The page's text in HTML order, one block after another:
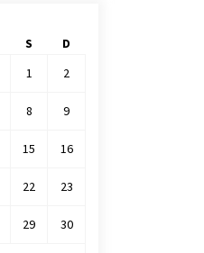
S
D
1
2
8 9
15 16
22 23
29 30